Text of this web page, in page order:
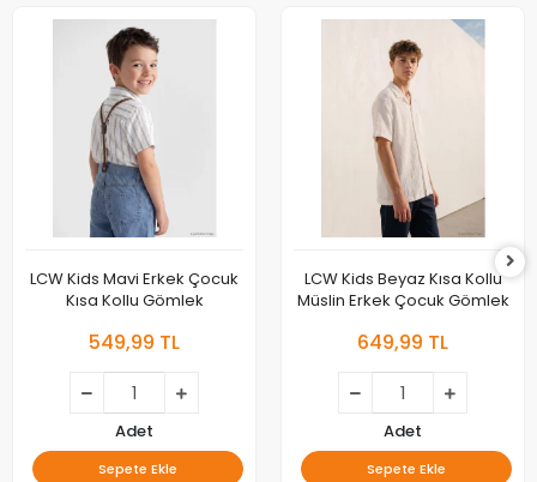
LCW Kids Mavi Erkek Çocuk
Kısa Kollu Gömlek
549,99 TL
Adet
Sepete Ekle
LCW Kids Beyaz Kısa Kollu
Müslin Erkek Çocuk Gömlek
649,99 TL
Adet
Sepete Ekle